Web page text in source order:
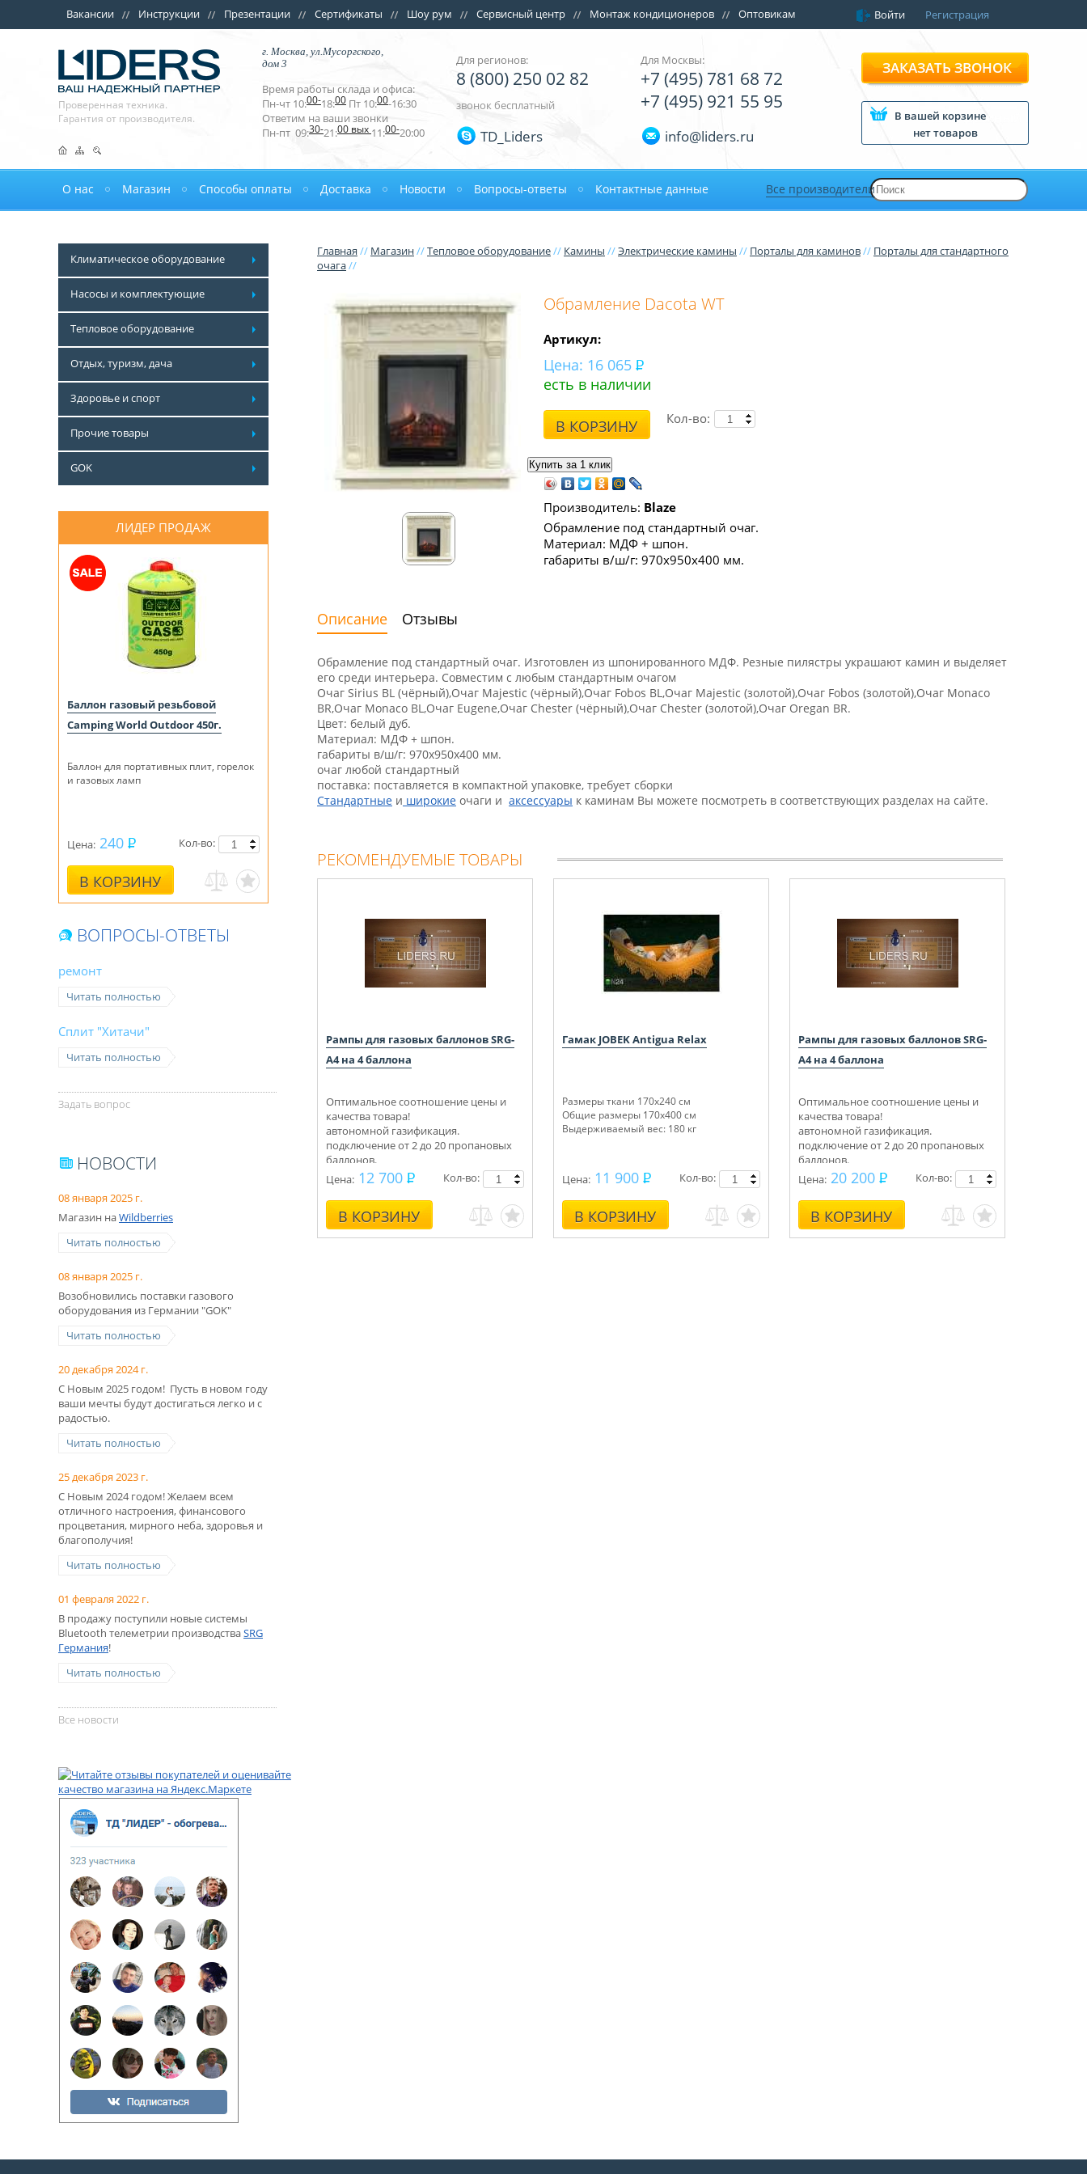
Вакансии Инструкции Презентации Сертификаты Шоу рум Сервисный центр Монтаж кондиционеров Оптовикам Войти Регистрация
Проверенная техника.
Гарантия от производителя.
г. Москва, ул.Мусоргского,
дом 3
Время работы склада и офиса:
Пн-чт 10:00-18:00 Пт 10:00-16:30
Ответим на ваши звонки
Пн-пт 09:30-21:00 вых 11:00-20:00
Для регионов:
8 (800) 250 02 82
звонок бесплатный
TD_Liders
Для Москвы:
+7 (495) 781 68 72
+7 (495) 921 55 95
info@liders.ru
ЗАКАЗАТЬ ЗВОНОК
В вашей корзине
нет товаров
О нас Магазин Способы оплаты Доставка Новости Вопросы-ответы Контактные данные Все производители
Климатическое оборудование
Насосы и комплектующие
Тепловое оборудование
Отдых, туризм, дача
Здоровье и спорт
Прочие товары
GOK
ЛИДЕР ПРОДАЖ
Баллон газовый резьбовой
Camping World Outdoor 450г.
Баллон для портативных плит, горелок
и газовых ламп
Цена: 240
В КОРЗИНУ
Кол-во:
ВОПРОСЫ-ОТВЕТЫ
ремонт
Читать полностью
Сплит "Хитачи"
Читать полностью
Задать вопрос
НОВОСТИ
08 января 2025 г.
Магазин наWildberries
Читать полностью
08 января 2025 г.
Возобновились поставки газового
оборудования из Германии "GOK"
Читать полностью
20 декабря 2024 г.
С Новым 2025 годом! Пусть в новом году
ваши мечты будут достигаться легко и с
радостью.
Читать полностью
25 декабря 2023 г.
С Новым 2024 годом! Желаем всем
отличного настроения, финансового
процветания, мирного неба, здоровья и
благополучия!
Читать полностью
01 февраля 2022 г.
В продажу поступили новые системы
Bluetooth телеметрии производстваSRG
Германия!
Читать полностью
Все новости
Главная // Магазин//Тепловое оборудование// Камины //Электрические камины // Порталы для каминов// Порталы для стандартного
очага//
Обрамление Dacota WT
Артикул:
Цена: 16 065
есть в наличии
В КОРЗИНУ Кол-во:
Производитель: Blaze
Обрамление под стандартный очаг.
Материал: МДФ + шпон.
габариты в/ш/г: 970х950х400 мм.
Описание Отзывы
Обрамление под стандартный очаг. Изготовлен из шпонированного МДФ. Резные пилястры украшают камин и выделяет
его среди интерьера. Совместим с любым стандартным очагом
Очаг Sirius BL (чёрный),Очаг Majestic (чёрный),Очаг Fobos BL,Очаг Majestic (золотой),Очаг Fobos (золотой),Очаг Monaco
BR,Очаг Monaco BL,Очаг Eugene,Очаг Chester (чёрный),Очаг Chester (золотой),Очаг Oregan BR.
Цвет: белый дуб.
Материал: МДФ + шпон.
габариты в/ш/г: 970х950х400 мм.
очаг любой стандартный
поставка: поставляется в компактной упаковке, требует сборки
Стандартные и широкие очаги и аксессуары к каминам Вы можете посмотреть в соответствующих разделах на сайте.
РЕКОМЕНДУЕМЫЕ ТОВАРЫ
Рампы для газовых баллонов SRG-
А4 на 4 баллона
Оптимальное соотношение цены и
качества товара!
автономной газификация.
подключение от 2 до 20 пропановых
баллонов.
Укомплектуем под ключ.
Консультации, монтаж.
Цена: 12 700
В КОРЗИНУ
Кол-во:
Гамак JOBEK Antigua Relax
Размеры ткани 170x240 см
Общие размеры 170x400 см
Выдерживаемый вес: 180 кг
Цена: 11 900
В КОРЗИНУ
Кол-во:
Рампы для газовых баллонов SRG-
А4 на 4 баллона
Оптимальное соотношение цены и
качества товара!
автономной газификация.
подключение от 2 до 20 пропановых
баллонов.
Укомплектуем под ключ.
Консультации, монтаж.
Цена: 20 200
В КОРЗИНУ
Кол-во: